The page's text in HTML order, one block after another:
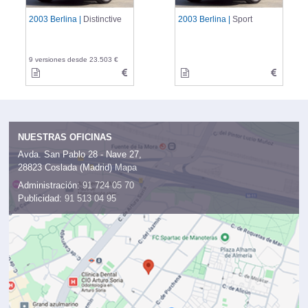
2003 Berlina | Distinctive
9 versiones desde 23.503 €
2003 Berlina | Sport
NUESTRAS OFICINAS
Avda. San Pablo 28 - Nave 27,
28823 Coslada (Madrid) Mapa
Administración: 91 724 05 70
Publicidad: 91 513 04 95